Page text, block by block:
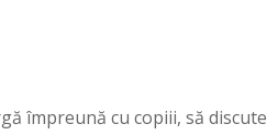
împreună cu copiii, să discute